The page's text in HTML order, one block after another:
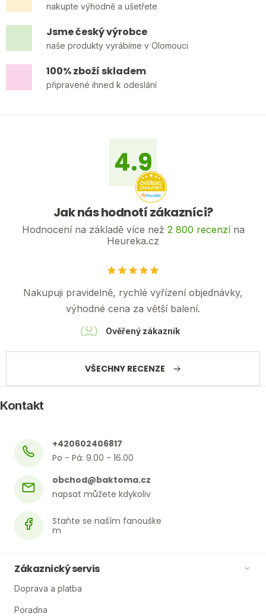
nakupte výhodně a ušetřete
Jsme český výrobce
naše produkty vyrábíme v Olomouci
100% zboží skladem
připravené ihned k odeslání
4.9
Jak nás hodnotí zákazníci?
Hodnocení na základě více než 2 800 recenzína
Heureka.cz
VŠECHNY RECENZE
Nakupuji pravidelně, rychlé vyřízení objednávky,
výhodné cena za větší balení.
Ověřený zákazník
Kontakt
obchod@baktoma.cz
+420602406817
Zákaznický servis
Doprava a platba
Poradna